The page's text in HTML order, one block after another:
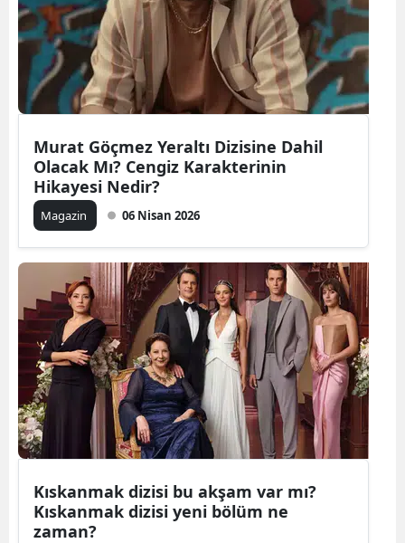
Yozgat
Zonguldak
Aksaray
Şırnak
Bartın
Ardahan
Iğdır
Yalova
Murat Göçmez Yeraltı Dizisine Dahil
Olacak Mı? Cengiz Karakterinin
Hikayesi Nedir?
Magazin 06 Nisan 2026
Kıskanmak dizisi bu akşam var mı?
Kıskanmak dizisi yeni bölüm ne
zaman?